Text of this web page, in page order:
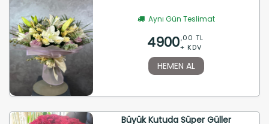
Aynı Gün Teslimat
4900,00 TL
+ KDV
HEMEN AL
Büyük Kutuda Süper Güller